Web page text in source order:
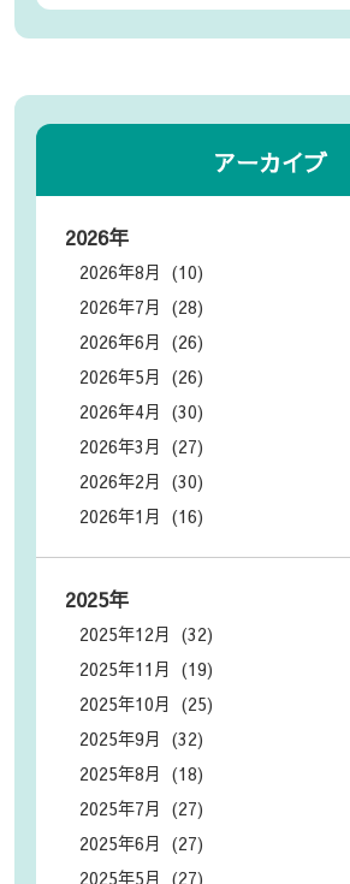
アーカイブ
2026年
2026年8月 (10)
2026年7月 (28)
2026年6月 (26)
2026年5月 (26)
2026年4月 (30)
2026年3月 (27)
2026年2月 (30)
2026年1月 (16)
2025年
2025年12月 (32)
2025年11月 (19)
2025年10月 (25)
2025年9月 (32)
2025年8月 (18)
2025年7月 (27)
2025年6月 (27)
2025年5月 (27)